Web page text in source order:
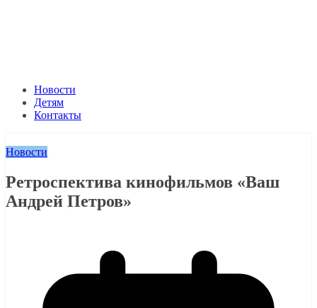
Новости
Детям
Контакты
Новости
Ретроспектива кинофильмов «Ваш
Андрей Петров»